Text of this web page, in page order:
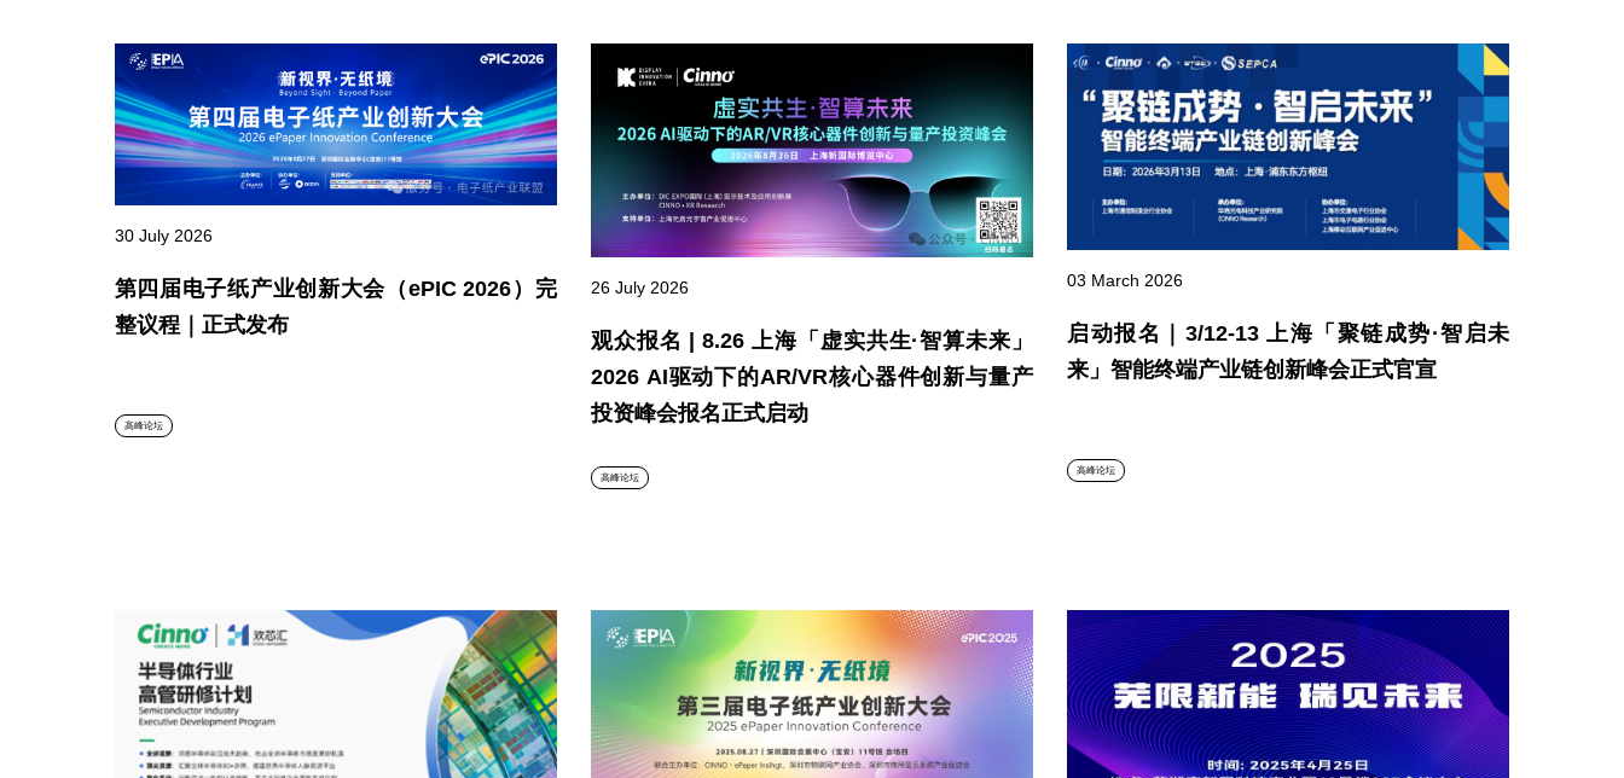
30 July 2026
第四届电子纸产业创新大会（ePIC 2026）完
整议程｜正式发布
高峰论坛
26 July 2026
观众报名 | 8.26 上海「虚实共生·智算未来」
2026 AI驱动下的AR/VR核心器件创新与量产
投资峰会报名正式启动
高峰论坛
03 March 2026
启动报名｜3/12-13 上海「聚链成势·智启未
来」智能终端产业链创新峰会正式官宣
高峰论坛